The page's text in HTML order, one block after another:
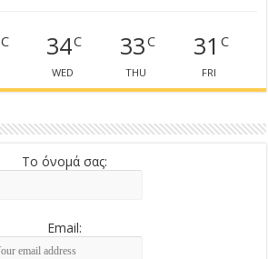
C 34C
WED
33C
THU
31 C
FRI
Το όνομά σας:
Email: